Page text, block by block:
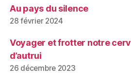
Au pays du silence
28 février 2024
Voyager et frotter notre
d’autrui
26 décembre 2023